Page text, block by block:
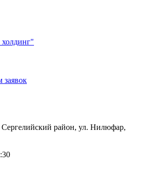
заявок
Сергелийский район, ул. Нилюфар,